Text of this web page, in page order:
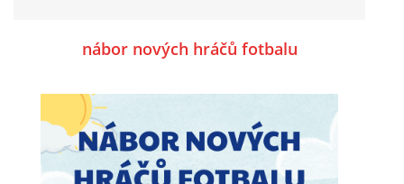
nábor nových hráčů fotbalu